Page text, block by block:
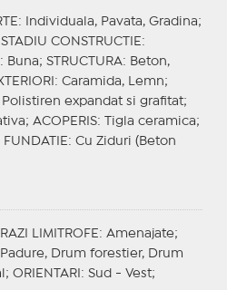
: Individuala, Pavata, Gradina;
STADIU CONSTRUCTIE :
: Buna; STRUCTURA: Beton,
: Caramida, Lemn;
Polistiren expandat si grafitat;
ACOPERIS: Tigla ceramica;
FUNDATIE : Cu Ziduri (Beton
LIMITROFE : Amenajate;
Drum forestier, Drum
ORIENTARI : Sud - Vest;